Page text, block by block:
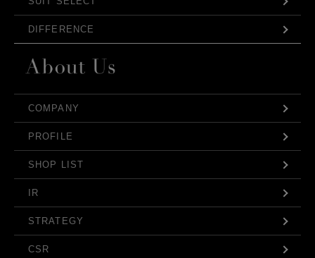
DIFFERENCE
COMPANY
PROFILE
SHOP LIST
IR
STRATEGY
CSR